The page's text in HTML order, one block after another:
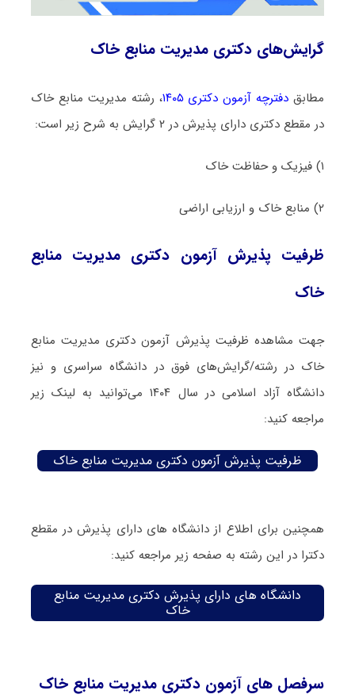
گرایش‌های دکتری مدیریت منابع خاک
مطابق دفترچه آزمون دکتری ۱۴۰۵
، رشته مدیریت منابع خاک
در مقطع دکتری دارای پذیرش در ۲ گرایش به شرح زیر است:
۱) فیزیک و حفاظت خاک
۲) منابع خاک و ارزیابی اراضی
ظرفیت پذیرش آزمون دکتری مدیریت منابع
خاک
جهت مشاهده ظرفیت پذیرش آزمون دکتری مدیریت منابع
خاک در رشته/گرایش‌های فوق در دانشگاه سراسری و نیز
دانشگاه آزاد اسلامی در سال ۱۴۰۴ می‌توانید به لینک زیر
مراجعه کنید:
ظرفیت پذیرش آزمون دکتری مدیریت منابع خاک
همچنین برای اطلاع از دانشگاه های دارای پذیرش در مقطع
دکترا در این رشته به صفحه زیر مراجعه کنید:
دانشگاه های دارای پذیرش دکتری مدیریت منابع
خاک
سرفصل های آزمون دکتری مدیریت منابع خاک